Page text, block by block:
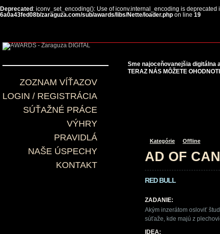
Deprecated : iconv_set_encoding(): Use of iconv.internal_encoding is deprecated
6a0a43fed08b/zaraguza.com/sub/awards/libs/Nette/loader.php on line 19
ZOZNAM VÍŤAZOV
LOGIN / REGISTRÁCIA
SÚŤAŽNÉ PRÁCE
VÝHRY
PRAVIDLÁ
NAŠE ÚSPECHY
KONTAKT
Sme najoceňovanejšia digitálna
TERAZ NÁS MÔŽETE
Kategórie Offline
AD OF CAN
RED BULL
ZADANIE:
Akým inzerátom osloviť
súťaže, kde majú z
IDEA: